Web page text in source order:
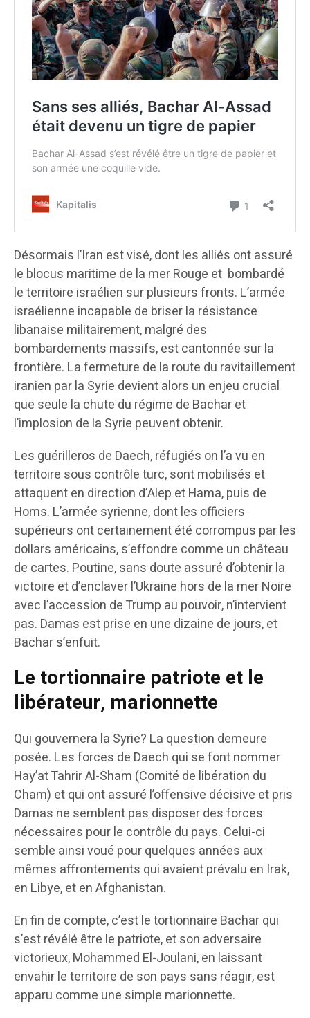
Désormais l’Iran est visé, dont les alliés ont assuré
le blocus maritime de la mer Rouge et bombardé
le territoire israélien sur plusieurs fronts. L’armée
israélienne incapable de briser la résistance
libanaise militairement, malgré des
bombardements massifs, est cantonnée sur la
frontière. La fermeture de la route du ravitaillement
iranien par la Syrie devient alors un enjeu crucial
que seule la chute du régime de Bachar et
l’implosion de la Syrie peuvent obtenir.
Les guérilleros de Daech, réfugiés on l’a vu en
territoire sous contrôle turc, sont mobilisés et
attaquent en direction d’Alep et Hama, puis de
Homs. L’armée syrienne, dont les officiers
supérieurs ont certainement été corrompus par les
dollars américains, s’effondre comme un château
de cartes. Poutine, sans doute assuré d’obtenir la
victoire et d’enclaver l’Ukraine hors de la mer Noire
avec l’accession de Trump au pouvoir, n’intervient
pas. Damas est prise en une dizaine de jours, et
Bachar s’enfuit.
Le tortionnaire patriote et le
libérateur, marionnette
Qui gouvernera la Syrie? La question demeure
posée. Les forces de Daech qui se font nommer
Hay’at Tahrir Al-Sham (Comité de libération du
Cham) et qui ont assuré l’offensive décisive et pris
Damas ne semblent pas disposer des forces
nécessaires pour le contrôle du pays. Celui-ci
semble ainsi voué pour quelques années aux
mêmes affrontements qui avaient prévalu en Irak,
en Libye, et en Afghanistan.
En fin de compte, c’est le tortionnaire Bachar qui
s’est révélé être le patriote, et son adversaire
victorieux, Mohammed El-Joulani, en laissant
envahir le territoire de son pays sans réagir, est
apparu comme une simple marionnette.